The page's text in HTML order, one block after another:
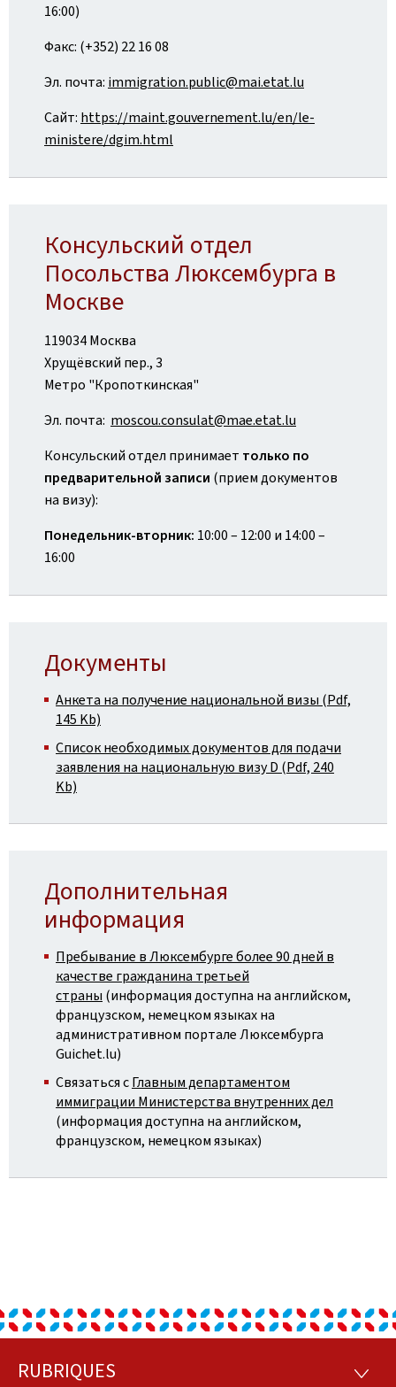
16:00)
Факс: (+352) 22 16 08
Эл. почта: immigration.public@mai.etat.lu
Сайт: https://maint.gouvernement.lu/en/le-
ministere/dgim.html
Консульский отдел
Посольства Люксембурга в
Москве
119034 Москва
Хрущёвский пер., 3
Метро "Кропоткинская"
Эл. почта: moscou.consulat@mae.etat.lu
Консульский отдел принимает только по
предварительной записи (прием документов
на визу):
Понедельник-вторник: 10:00 – 12:00 и 14:00 –
16:00
Документы
Анкета на получение национальной визы (Pdf,
145 Kb)
Список необходимых документов для подачи
заявления на национальную визу D (Pdf, 240
Kb)
Дополнительная
информация
Пребывание в Люксембурге более 90 дней в
качестве гражданина третьей
страны (информация доступна на английском,
французском, немецком языках на
административном портале Люксембурга
Guichet.lu)
Связаться сГлавным департаментом
иммиграции Министерства внутренних дел
(информация доступна на английском,
французском, немецком языках)
Footer
RUBRIQUES